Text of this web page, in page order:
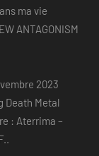
ma vie
ANTAGONISM
2023
Death Metal
: Aterrima –